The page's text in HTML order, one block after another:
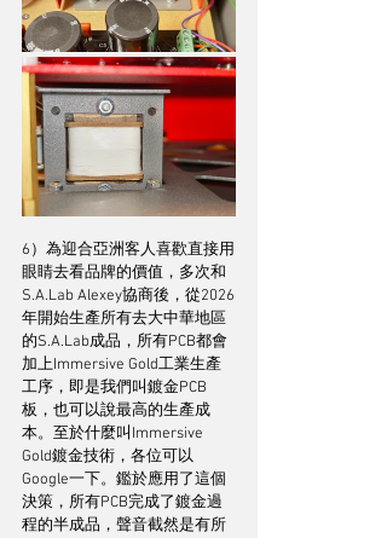
6）為迎合亞洲客人喜歡直接用
眼睛去看品牌的價值，多次和
S.A.Lab Alexey協商後，從2026
年開始生產所有去大中華地區
的S.A.Lab成品，所有PCB都會
加上Immersive Gold工業生產
工序，即是我們叫鍍金PCB
板，也可以說最高的生產成
本。至於什麼叫Immersive
Gold鍍金技術，各位可以
Google一下。鑑於應用了這個
決策，所有PCB完成了鍍金過
程的半成品，聲音截然是有所